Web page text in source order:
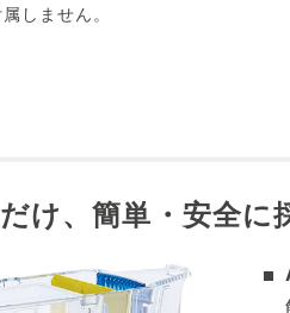
しません。
け、簡単・安全に